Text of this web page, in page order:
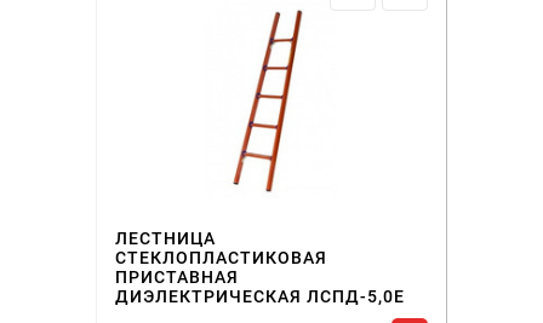
ЛЕСТНИЦА
СТЕКЛОПЛАСТИКОВАЯ
ПРИСТАВНАЯ
ДИЭЛЕКТРИЧЕСКАЯ ЛСПД-5,0Е